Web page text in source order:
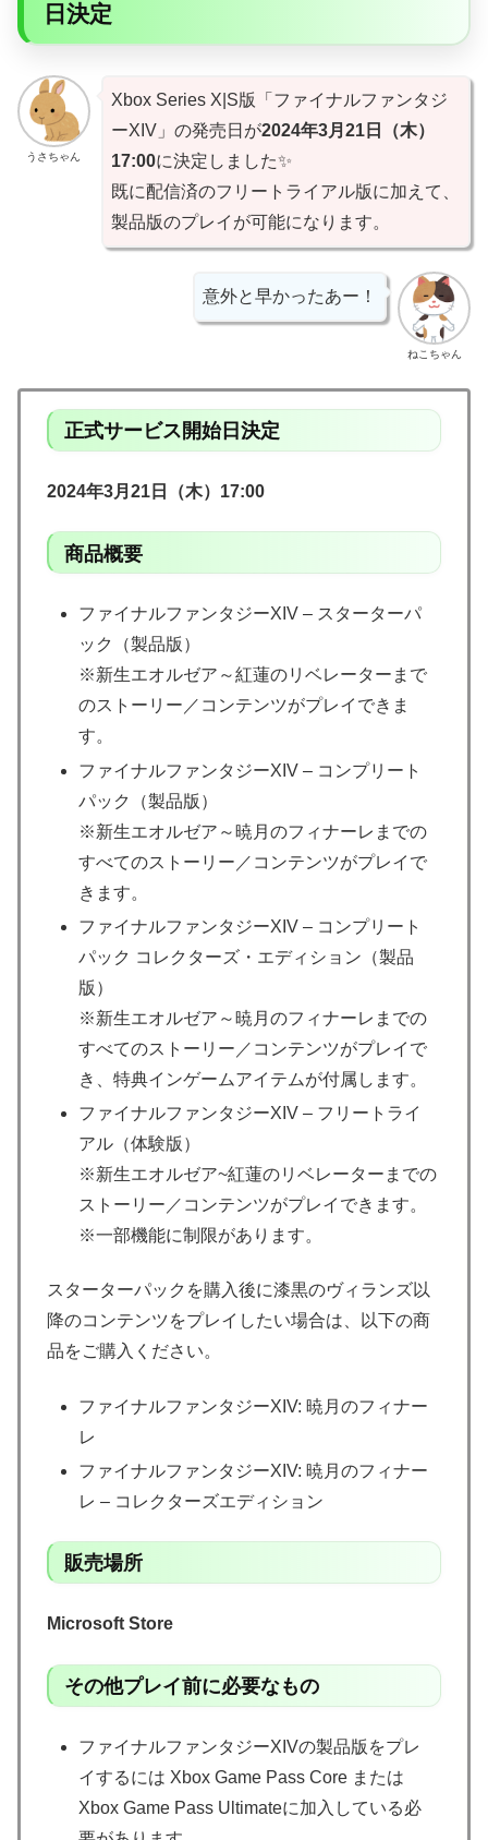
日決定
うさちゃん
Xbox Series X|S版「ファイナルファンタジ
ーXIV」の発売日が2024年3月21日（木）
17:00に決定しました✨
既に配信済のフリートライアル版に加えて、
製品版のプレイが可能になります。
ねこちゃん
意外と早かったあー！
正式サービス開始日決定
2024年3月21日（木）17:00
商品概要
ファイナルファンタジーXIV – スターターパ
ック（製品版）
※新生エオルゼア～紅蓮のリベレーターまで
のストーリー／コンテンツがプレイできま
す。
ファイナルファンタジーXIV – コンプリート
パック（製品版）
※新生エオルゼア～暁月のフィナーレまでの
すべてのストーリー／コンテンツがプレイで
きます。
ファイナルファンタジーXIV – コンプリート
パック コレクターズ・エディション（製品
版）
※新生エオルゼア～暁月のフィナーレまでの
すべてのストーリー／コンテンツがプレイで
き、特典インゲームアイテムが付属します。
ファイナルファンタジーXIV – フリートライ
アル（体験版）
※新生エオルゼア~紅蓮のリベレーターまでの
ストーリー／コンテンツがプレイできます。
※一部機能に制限があります。
スターターパックを購入後に漆黒のヴィランズ以
降のコンテンツをプレイしたい場合は、以下の商
品をご購入ください。
ファイナルファンタジーXIV: 暁月のフィナー
レ
ファイナルファンタジーXIV: 暁月のフィナー
レ – コレクターズエディション
販売場所
Microsoft Store
その他プレイ前に必要なもの
ファイナルファンタジーXIVの製品版をプレ
イするには Xbox Game Pass Core または
Xbox Game Pass Ultimateに加入している必